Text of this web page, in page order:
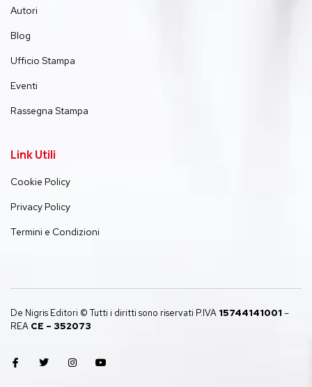
Autori
Blog
Ufficio Stampa
Eventi
Rassegna Stampa
Link Utili
Cookie Policy
Privacy Policy
Termini e Condizioni
De Nigris Editori © Tutti i diritti sono riservati P.IVA 15744141001 –
REA CE – 352073